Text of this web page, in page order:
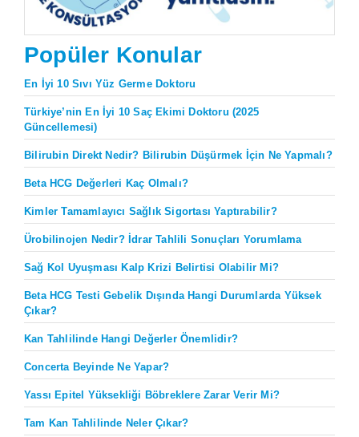
Popüler Konular
En İyi 10 Sıvı Yüz Germe Doktoru
Türkiye’nin En İyi 10 Saç Ekimi Doktoru (2025
Güncellemesi)
Bilirubin Direkt Nedir? Bilirubin Düşürmek İçin Ne Yapmalı?
Beta HCG Değerleri Kaç Olmalı?
Kimler Tamamlayıcı Sağlık Sigortası Yaptırabilir?
Ürobilinojen Nedir? İdrar Tahlili Sonuçları Yorumlama
Sağ Kol Uyuşması Kalp Krizi Belirtisi Olabilir Mi?
Beta HCG Testi Gebelik Dışında Hangi Durumlarda Yüksek
Çıkar?
Kan Tahlilinde Hangi Değerler Önemlidir?
Concerta Beyinde Ne Yapar?
Yassı Epitel Yüksekliği Böbreklere Zarar Verir Mi?
Tam Kan Tahlilinde Neler Çıkar?